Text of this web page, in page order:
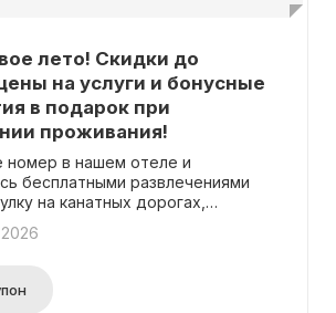
лето! Скидки до
на услуги и бонусные
в подарок при
проживания!
номер в нашем отеле и
бесплатными развлечениями
на канатных дорогах,
и трансфер на побережье
услуги. Подробности
на нашем сайте. Просто